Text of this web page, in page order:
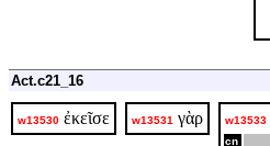
Act.c21_16
w13530 ἐκεῖσε w13531 γὰρ w13533
cn